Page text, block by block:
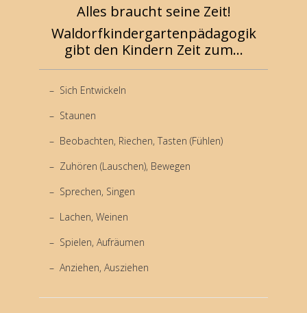
Alles braucht seine Zeit!
Waldorfkindergartenpädagogik
gibt den Kindern Zeit zum...
Sich Entwickeln
Staunen
Beobachten, Riechen, Tasten (Fühlen)
Zuhören (Lauschen), Bewegen
Sprechen, Singen
Lachen, Weinen
Spielen, Aufräumen
Anziehen, Ausziehen